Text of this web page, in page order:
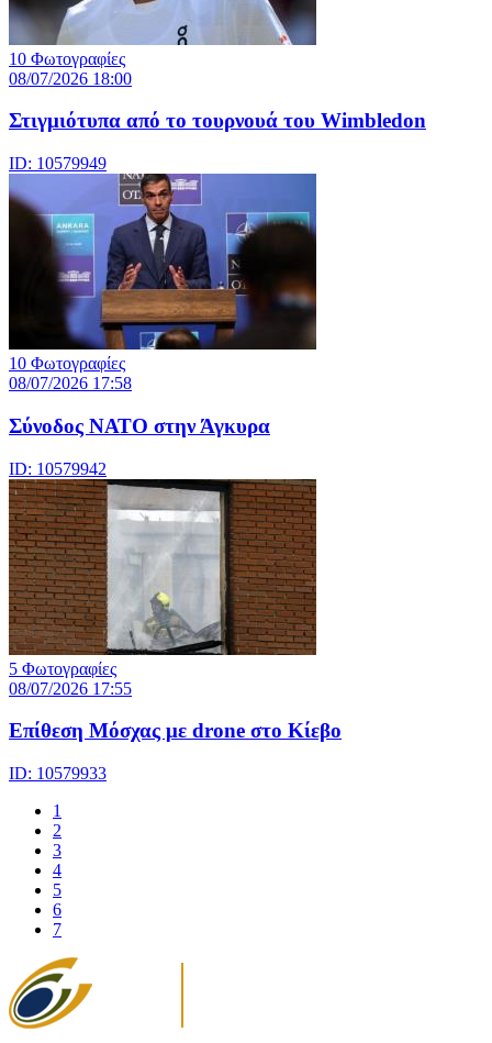
10 Φωτογραφίες
08/07/2026 18:00
Στιγμιότυπα από το τουρνουά του Wimbledon
ID: 10579949
10 Φωτογραφίες
08/07/2026 17:58
Σύνοδος ΝΑΤΟ στην Άγκυρα
ID: 10579942
5 Φωτογραφίες
08/07/2026 17:55
Eπίθεση Μόσχας με drone στο Κίεβο
ID: 10579933
1
2
3
4
5
6
7